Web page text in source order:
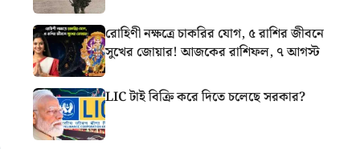
রোহিণী নক্ষত্রে চাকরির যোগ, ৫ রাশির জীবনে
সুখের জোয়ার! আজকের রাশিফল, ৭ আগস্ট
LIC টাই বিক্রি করে দিতে চলেছে সরকার?